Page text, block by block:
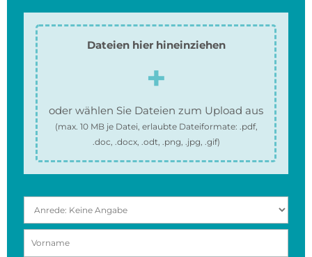
Dateien hier hineinziehen
oder wählen Sie Dateien zum Upload aus
(max. 10 MBje Datei, erlaubte Dateiformate: .pdf,
.doc, .docx, .odt, .png, .jpg, .gif)